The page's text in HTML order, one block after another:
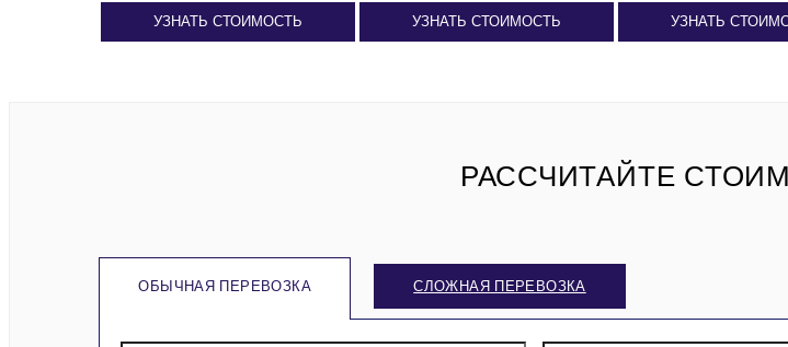
УЗНАТЬ СТОИМОСТЬ УЗНАТЬ СТОИМОСТЬ УЗНАТЬ
РАССЧИТАЙТЕ
ОБЫЧНАЯ ПЕРЕВОЗКА СЛОЖНАЯ ПЕРЕВОЗКА